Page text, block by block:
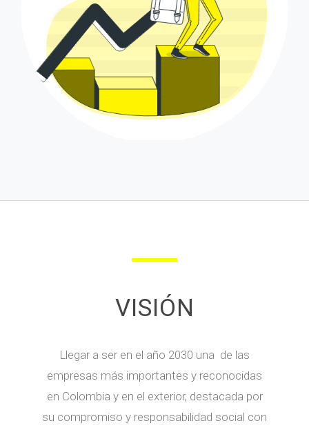
VISIÓN
Llegar a ser en el año 2030 una de las
empresas más importantes y reconocidas
en Colombia y en el exterior, destacada por
su compromiso y responsabilidad social con